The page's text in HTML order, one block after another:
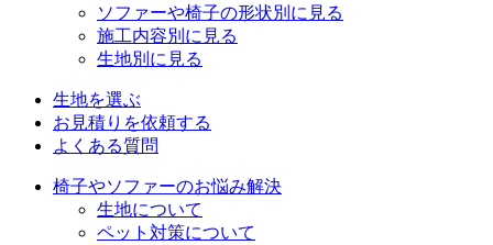
ソファーや椅子の形状別に見る
施工内容別に見る
生地別に見る
生地を選ぶ
お見積りを依頼する
よくある質問
椅子やソファーのお悩み解決
生地について
ペット対策について